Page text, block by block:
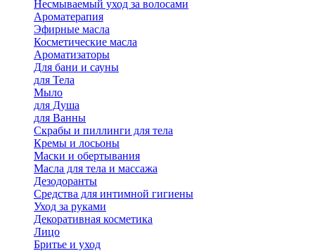
Несмываемый уход за волосами
Ароматерапия
Эфирные масла
Косметические масла
Ароматизаторы
Для бани и сауны
для Тела
Мыло
для Душа
для Ванны
Скрабы и пиллинги для тела
Кремы и лосьоны
Маски и обертывания
Масла для тела и массажа
Дезодоранты
Средства для интимной гигиены
Уход за руками
Декоративная косметика
Лицо
Бритье и уход